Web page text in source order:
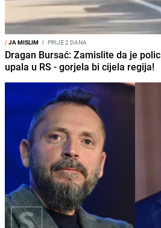
/JA MISLIM I PRIJE 2 DANA
Dragan Bursać: Zamislite da je
upala u RS - gorjela bi cijela regija!